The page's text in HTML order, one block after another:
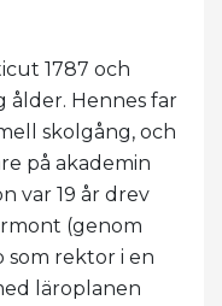
1787 och
ålder. Hennes far
skolgång, och
på akademin
var 19 år drev
(genom
rektor i en
läroplanen